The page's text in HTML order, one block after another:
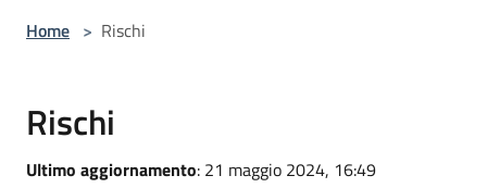
Home > Rischi
Rischi
Ultimo aggiornamento: 21 maggio 2024, 16:49